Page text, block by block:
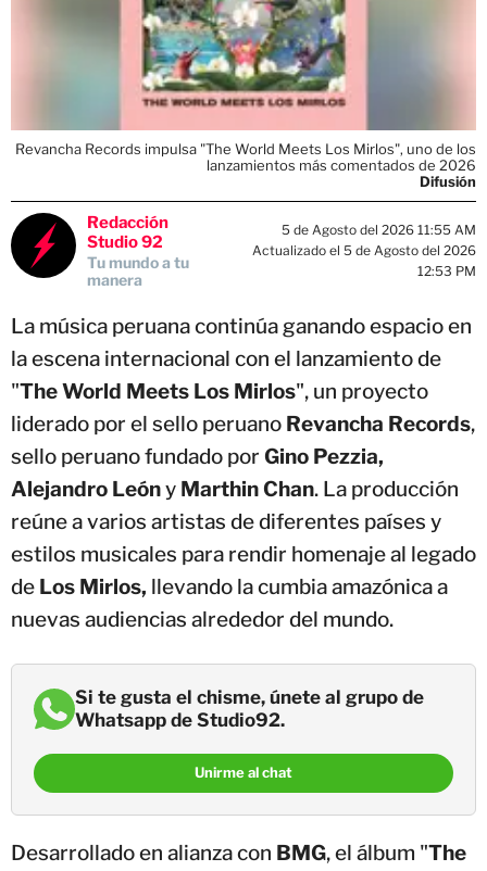
Revancha Records impulsa "The World Meets Los Mirlos", uno de los
lanzamientos más comentados de 2026
Difusión
Redacción
Studio 92
Tu mundo a tu
manera
5 de Agosto del 2026 11:55 AM
Actualizado el 5 de Agosto del 2026
12:53 PM
La música peruana continúa ganando espacio en
la escena internacional con el lanzamiento de
"The World Meets Los Mirlos", un proyecto
liderado por el sello peruano Revancha Records,
sello peruano fundado por Gino Pezzia,
Alejandro Leóny Marthin Chan. La producción
reúne a varios artistas de diferentes países y
estilos musicales para rendir homenaje al legado
de Los Mirlos, llevando la cumbia amazónica a
nuevas audiencias alrededor del mundo.
Si te gusta el chisme, únete al grupo de
Whatsapp de Studio92.
Unirme al chat
Desarrollado en alianza con BMG, el álbum "The